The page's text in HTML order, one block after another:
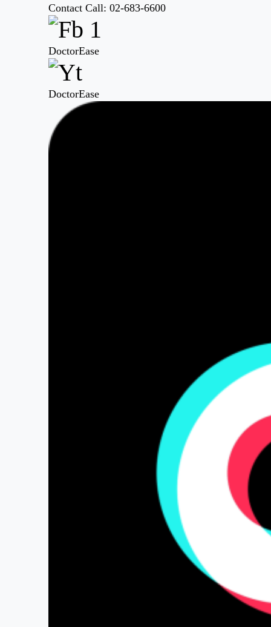
Contact Call: 02-683-6600
DoctorEase
DoctorEase